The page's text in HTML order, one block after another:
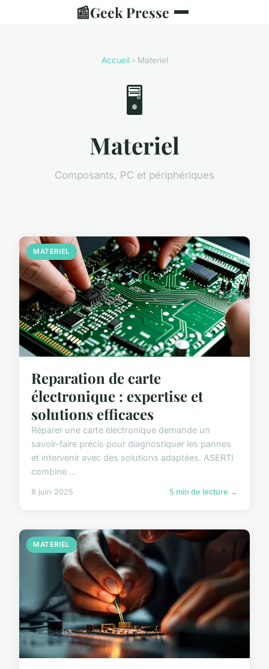
📰Geek Presse
Accueil› Materiel
🖥️
Materiel
Composants, PC et périphériques
MATERIEL
Reparation de carte
électronique : expertise et
solutions efficaces
Réparer une carte électronique demande un
savoir-faire précis pour diagnostiquer les pannes
et intervenir avec des solutions adaptées. ASERTI
combine ...
8 juin 2025 5 min de lecture →
MATERIEL